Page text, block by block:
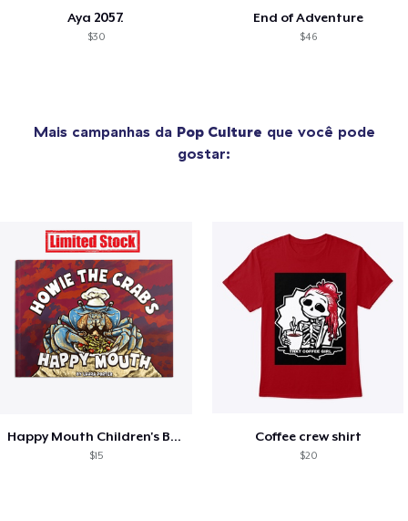
Aya 2057.
$30
End of Adventure
$46
Mais campanhas da Pop Culture que você pode
gostar:
Happy Mouth Children's Book
$15
Coffee crew shirt
$20